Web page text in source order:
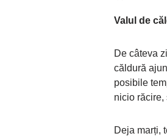
Valul de
De câteva
căldură
posibile
nicio răcire,
Deja marți,